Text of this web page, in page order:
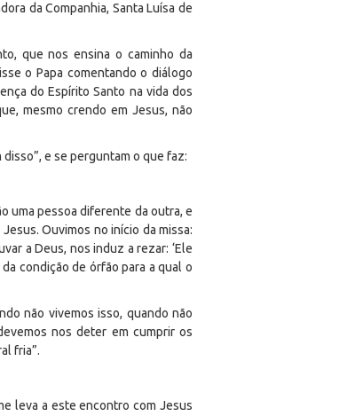
da Companhia, Santa Luísa de
que nos ensina o caminho da
o Papa comentando o diálogo
do Espírito Santo na vida dos
mesmo crendo em Jesus, não
e se perguntam o que faz:
uma pessoa diferente da outra, e
Ouvimos no início da missa:
a Deus, nos induz a rezar: ‘Ele
condição de órfão para a qual o
não vivemos isso, quando não
nos deter em cumprir os
fria”.
leva a este encontro com Jesus